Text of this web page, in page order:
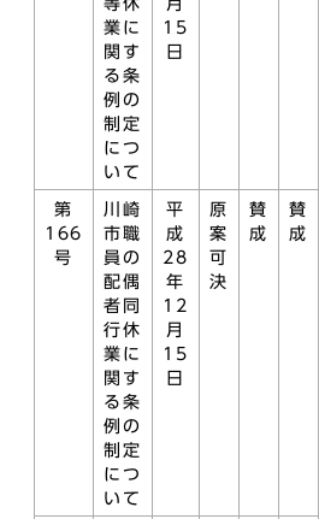
等休
業に
関す
る条
例の
制定
につ
いて
月
15
日
第
166
号
川崎
市職
員の
配偶
者同
行休
業に
関す
る条
例の
制定
につ
いて
平
成
28
年
12
月
15
日
原
案
可
決
賛
成
賛
成